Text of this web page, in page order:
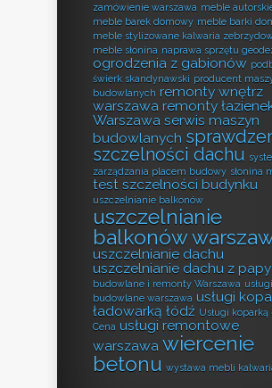
zamówienie warszawa meble
meble barek domowy meble barki
meble stylizowane kalwaria
meble słonina naprawa sprzętu
ogrodzenia z gabionów
świerk skandynawski producent
budowlanych remonty wnętrz
warszawa remonty
Warszawa serwis maszyn
budowlanych
szczelności dachu
zarządzania placem budowy słonina
test szczelności budynku
uszczelnianie balkonów
uszczelnianie
balkonów
uszczelnianie dachu
uszczelnianie dachu z papy
budowlane i remonty Warszawa usługi
budowlane warszawa usługi
ładowarką łódź Usługi koparką
Cena usługi remontowe
warszawa wiercenie
betonu wystawa mebli